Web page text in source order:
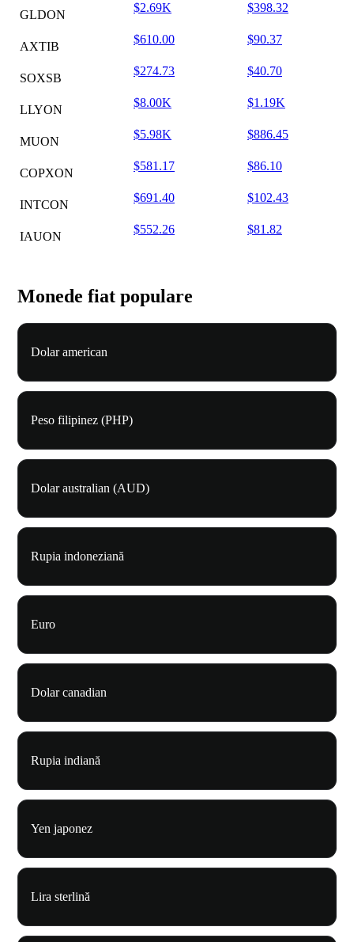
GLDON
$2.69K $398.32
AXTIB
$610.00 $90.37
SOXSB
$274.73 $40.70
LLYON
$8.00K $1.19K
MUON
$5.98K $886.45
COPXON
$581.17 $86.10
INTCON
$691.40 $102.43
IAUON
$552.26 $81.82
Monede fiat populare
Dolar american
Peso filipinez (PHP)
Dolar australian (AUD)
Rupia indoneziană
Euro
Dolar canadian
Rupia indiană
Yen japonez
Lira sterlină